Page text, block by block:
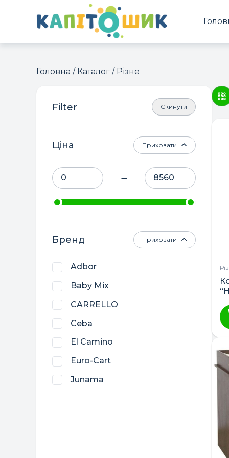
Головна / Каталог / Різне
Скинути
Ціна Приховати
Бренд
Adbor
Baby Mix
CARRELLO
Ceba
El Camino
Euro-Cart
Junama
Приховати